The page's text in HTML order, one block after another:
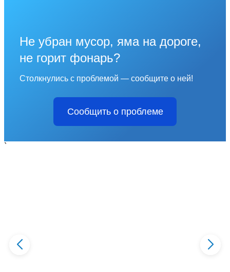
Не убран мусор, яма на дороге,
не горит фонарь?
Столкнулись с проблемой — сообщите о ней!
Сообщить о проблеме
`